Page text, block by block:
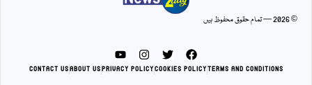
© 2026 — تمام حقوق محفوظ ہیں
TERMS AND CONDITIONS
COOKIES POLICY
PRIVACY POLICY
ABOUT US
CONTACT US